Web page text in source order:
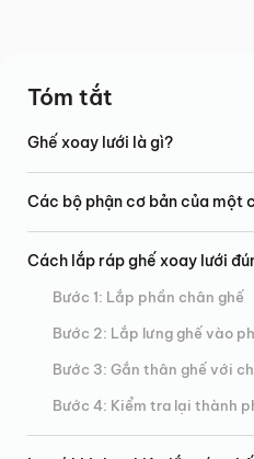
Tóm tắt
Ghế xoay lưới là gì?
Các bộ phận cơ bản của một
Cách lắp ráp ghế xoay lưới
Bước 1: Lắp phần chân ghế
Bước 2: Lắp lưng ghế vào
Bước 3: Gắn thân ghế với
Bước 4: Kiểm tra lại thành